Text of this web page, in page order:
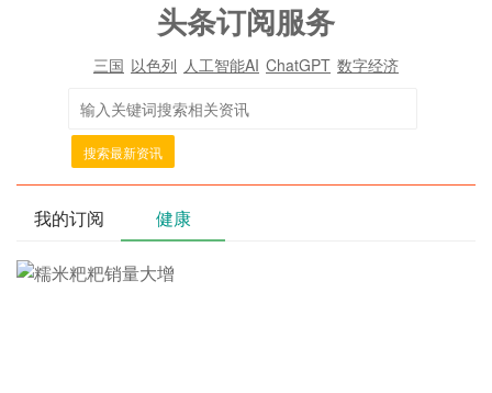
头条订阅服务
三国 以色列 人工智能AI ChatGPT 数字经济
搜索最新资讯
我的订阅 健康